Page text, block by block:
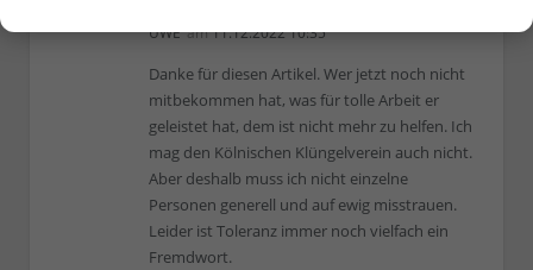
UWEam11.12.2022 10:35
Danke für diesen Artikel. Wer jetzt noch nicht
mitbekommen hat, was für tolle Arbeit er
geleistet hat, dem ist nicht mehr zu helfen. Ich
mag den Kölnischen Klüngelverein auch nicht.
Aber deshalb muss ich nicht einzelne
Personen generell und auf ewig misstrauen.
Leider ist Toleranz immer noch vielfach ein
Fremdwort.